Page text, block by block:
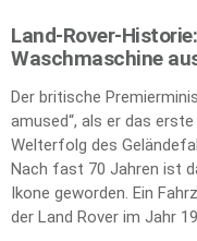
Land-Rover-
Waschmaschine
Der britische
amused“, als er das
Welterfolg des
Nach fast 70 Jahren ist
Ikone geworden. Ein
der Land Rover im Jahr